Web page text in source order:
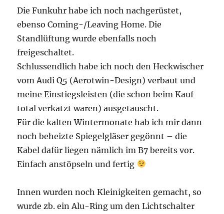
Die Funkuhr habe ich noch nachgerüstet,
ebenso Coming-/Leaving Home. Die
Standlüftung wurde ebenfalls noch
freigeschaltet.
Schlussendlich habe ich noch den Heckwischer
vom Audi Q5 (Aerotwin-Design) verbaut und
meine Einstiegsleisten (die schon beim Kauf
total verkatzt waren) ausgetauscht.
Für die kalten Wintermonate hab ich mir dann
noch beheizte Spiegelgläser gegönnt – die
Kabel dafür liegen nämlich im B7 bereits vor.
Einfach anstöpseln und fertig
Innen wurden noch Kleinigkeiten gemacht, so
wurde zb. ein Alu-Ring um den Lichtschalter